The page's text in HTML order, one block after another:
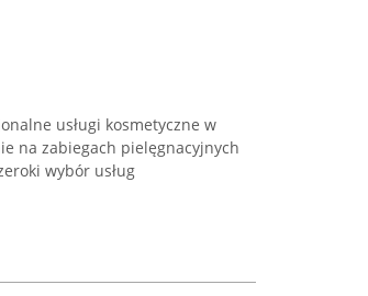
usługi kosmetyczne w
na zabiegach pielęgnacyjnych
wybór usług